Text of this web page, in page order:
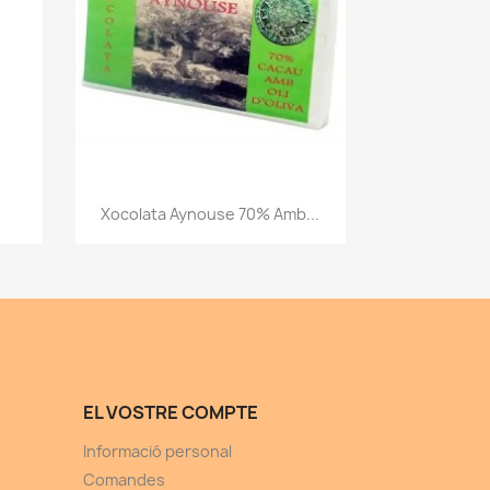
Vista ràpida
Xocolata Aynouse 70% Amb...
EL VOSTRE COMPTE
Informació personal
Comandes